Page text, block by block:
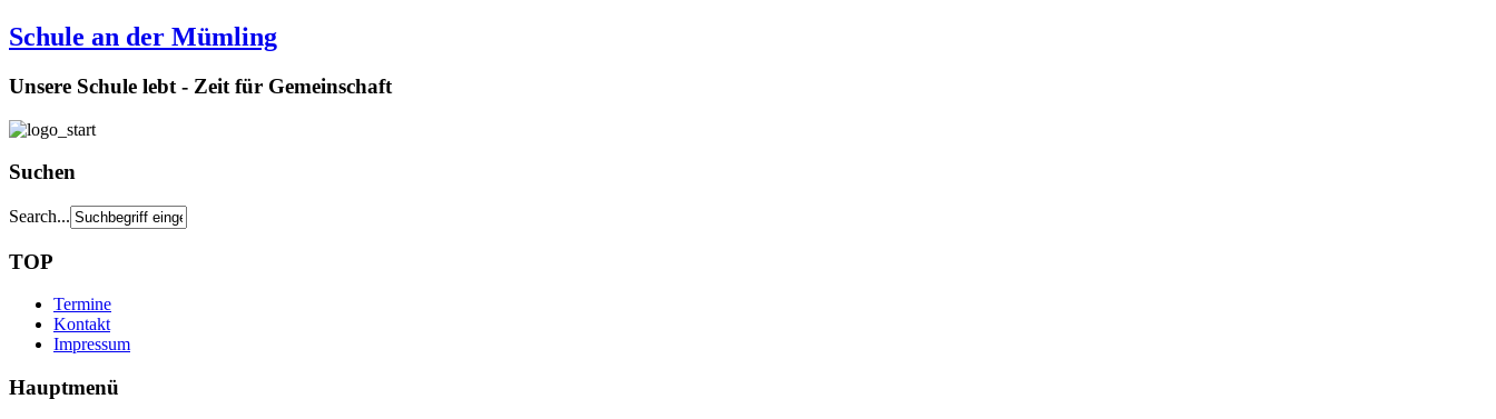
Schule an der Mümling
Unsere Schule lebt - Zeit für Gemeinschaft
Suchen
Search...
TOP
Termine
Kontakt
Impressum
Hauptmenü